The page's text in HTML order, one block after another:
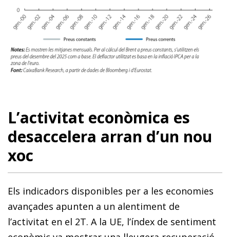
L’activitat econòmica es
desaccelera arran d’un nou
xoc
Els indicadors disponibles per a les economies
avançades apunten a un alentiment de
l’activitat en el 2T. A la UE, l’índex de sentiment